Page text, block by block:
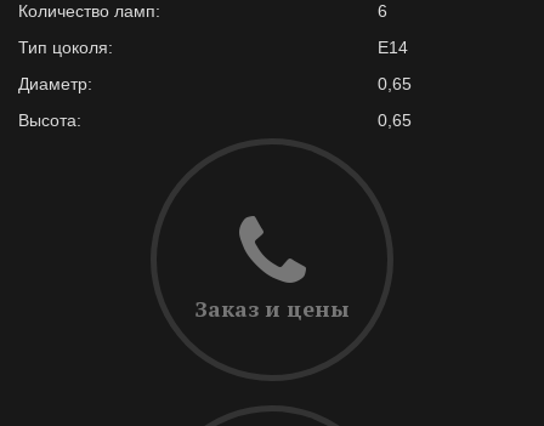
Количество ламп:
6
Тип цоколя:
E14
Диаметр:
0,65
Высота:
0,65
Заказ и цены